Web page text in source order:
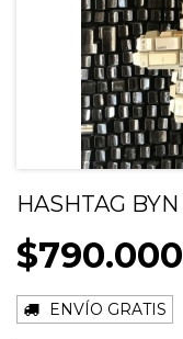
HASHTAG BYN
$790.000
ENVÍO GRATIS